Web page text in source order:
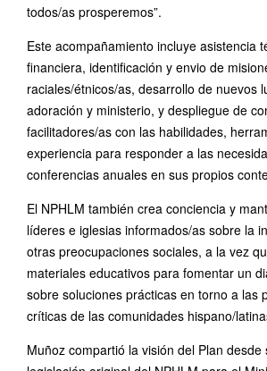
todos/as prosperemos”.
Este acompañamiento incluye asistencia
financiera, identificación y envio de
raciales/étnicos/as, desarrollo de nuevos
adoración y ministerio, y despliegue de
facilitadores/as con las habilidades,
experiencia para responder a las
conferencias anuales en sus propios
El NPHLM también crea conciencia y
líderes e iglesias informados/as sobre la
otras preocupaciones sociales, a la vez
materiales educativos para fomentar un
sobre soluciones prácticas en torno a las
críticas de las comunidades hispano/
Muñoz compartió la visión del Plan desde